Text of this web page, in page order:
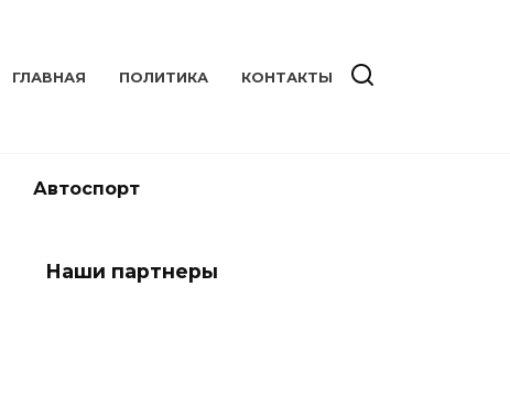
ГЛАВНАЯ ПОЛИТИКА КОНТАКТЫ
Автоспорт
Наши партнеры